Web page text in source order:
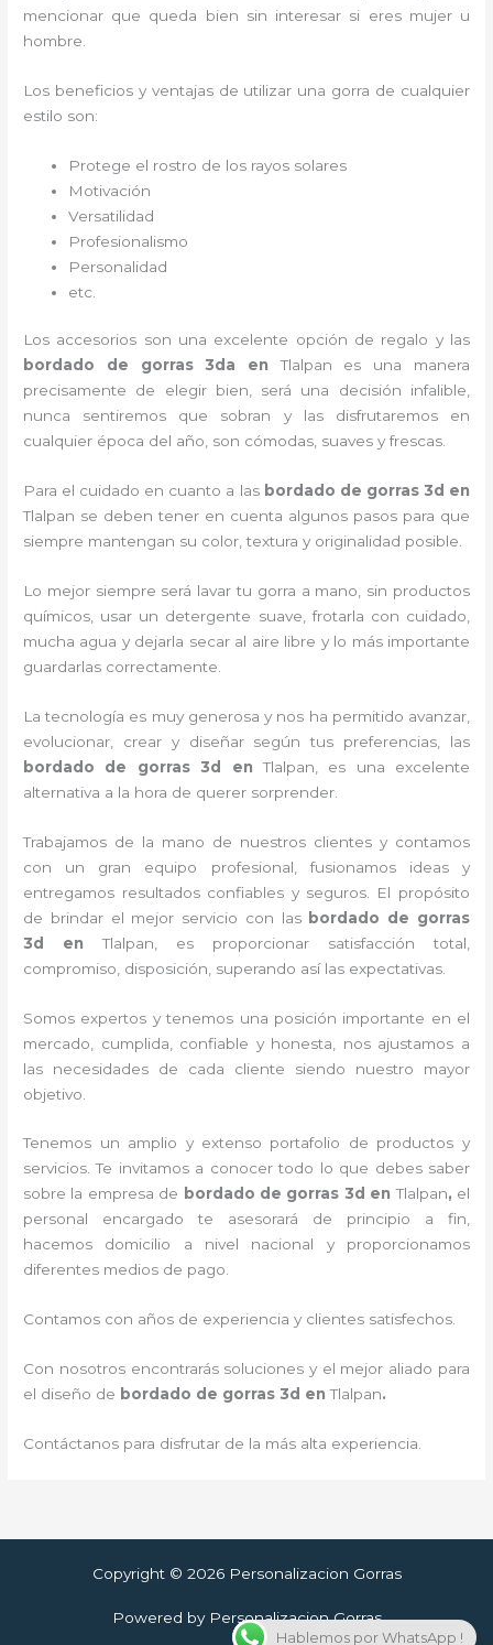
mencionar que queda bien sin interesar si eres mujer u
hombre.
Los beneficios y ventajas de utilizar una gorra de cualquier
estilo son:
Protege el rostro de los rayos solares
Motivación
Versatilidad
Profesionalismo
Personalidad
etc.
Los accesorios son una excelente opción de regalo y las
bordado de gorras 3d a enTlalpan es una manera
precisamente de elegir bien, será una decisión infalible,
nunca sentiremos que sobran y las disfrutaremos en
cualquier época del año, son cómodas, suaves y frescas.
Para el cuidado en cuanto a las bordado de gorras 3d en
Tlalpan se deben tener en cuenta algunos pasos para que
siempre mantengan su color, textura y originalidad posible.
Lo mejor siempre será lavar tu gorra a mano, sin productos
químicos, usar un detergente suave, frotarla con cuidado,
mucha agua y dejarla secar al aire libre y lo más importante
guardarlas correctamente.
La tecnología es muy generosa y nos ha permitido avanzar,
evolucionar, crear y diseñar según tus preferencias, las
bordado de gorras 3d
enTlalpan, es una excelente
alternativa a la hora de querer sorprender.
Trabajamos de la mano de nuestros clientes y contamos
con un gran equipo profesional, fusionamos ideas y
entregamos resultados confiables y seguros. El propósito
de brindar el mejor servicio con las bordado de gorras
3d
enTlalpan, es proporcionar satisfacción total,
compromiso, disposición, superando así las expectativas.
Somos expertos y tenemos una posición importante en el
mercado, cumplida, confiable y honesta, nos ajustamos a
las necesidades de cada cliente siendo nuestro mayor
objetivo.
Tenemos un amplio y extenso portafolio de productos y
servicios. Te invitamos a conocer todo lo que debes saber
sobre la empresa de bordado de gorras 3d enTlalpan, el
personal encargado te asesorará de principio a fin,
hacemos domicilio a nivel nacional y proporcionamos
diferentes medios de pago.
Contamos con años de experiencia y clientes satisfechos.
Con nosotros encontrarás soluciones y el mejor aliado para
el diseño de bordado de gorras 3d enTlalpan.
Contáctanos para disfrutar de la más alta experiencia.
Copyright © 2026 Personalizacion Gorras
Powered by Personalizacion Gorras
Hablemos por WhatsApp !